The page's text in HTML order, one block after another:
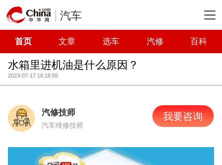
汽车
首页 文章 选车 汽修 百科
水箱里进机油是什么原因？
2023-07-17 16:18:55
汽修技师
汽车维修技师
我要咨询